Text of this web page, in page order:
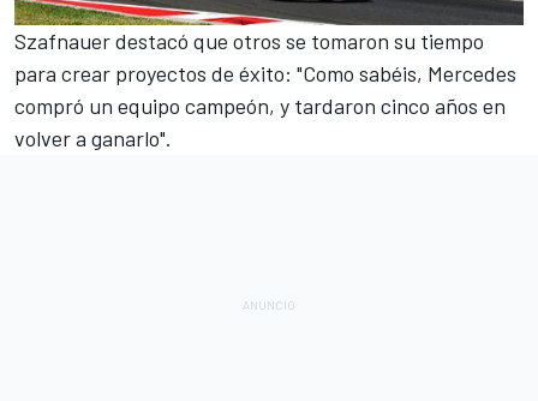
Szafnauer destacó que otros se tomaron su tiempo
para crear proyectos de éxito: "Como sabéis, Mercedes
compró un equipo campeón, y tardaron cinco años en
volver a ganarlo".